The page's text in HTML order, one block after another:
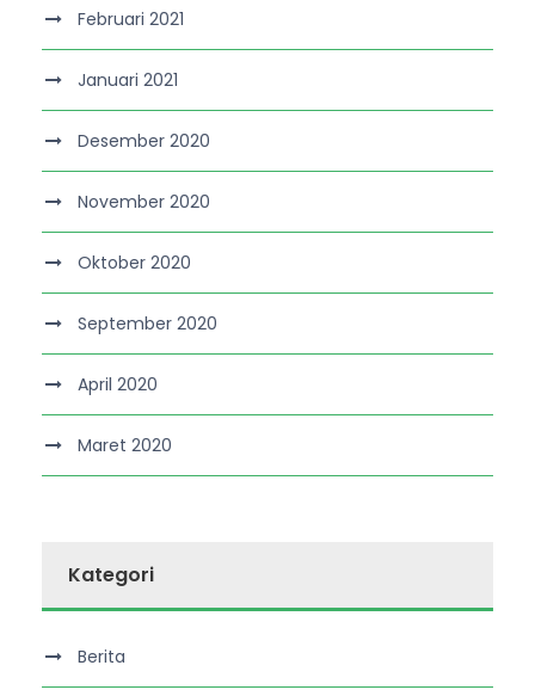
Februari 2021
Januari 2021
Desember 2020
November 2020
Oktober 2020
September 2020
April 2020
Maret 2020
Kategori
Berita